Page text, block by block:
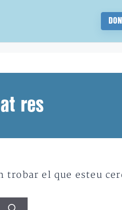
res
trobar el que esteu